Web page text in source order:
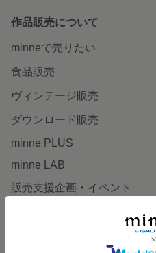
作品販売について
minneで売りたい
食品販売
ヴィンテージ販売
ダウンロード販売
minne PLUS
minne LAB
販売支援企画・イベント
minneとものづくりと